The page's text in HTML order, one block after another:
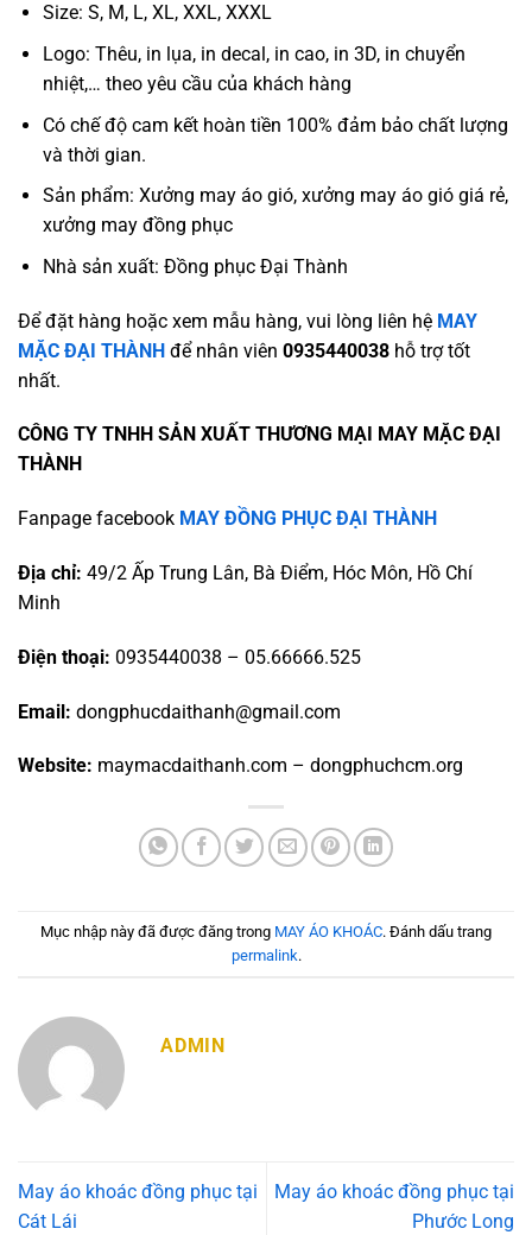
Size: S, M, L, XL, XXL, XXXL
Logo: Thêu, in lụa, in decal, in cao, in 3D, in chuyển
nhiệt,… theo yêu cầu của khách hàng
Có chế độ cam kết hoàn tiền 100% đảm bảo chất lượng
và thời gian.
Sản phẩm: Xưởng may áo gió, xưởng may áo gió giá rẻ,
xưởng may đồng phục
Nhà sản xuất: Đồng phục Đại Thành
Để đặt hàng hoặc xem mẫu hàng, vui lòng liên hệ MAY
MẶC ĐẠI THÀNH để nhân viên 0935440038 hỗ trợ tốt
nhất.
CÔNG TY TNHH SẢN XUẤT THƯƠNG MẠI MAY MẶC ĐẠI
THÀNH
Fanpage facebook MAY ĐỒNG PHỤC ĐẠI THÀNH
Địa chỉ: 49/2 Ấp Trung Lân, Bà Điểm, Hóc Môn, Hồ Chí
Minh
Điện thoại: 0935440038 – 05.66666.525
Email: dongphucdaithanh@gmail.com
Website: maymacdaithanh.com – dongphuchcm.org
Mục nhập này đã được đăng trong MAY ÁO KHOÁC. Đánh dấu trang
permalink.
ADMIN
May áo khoác đồng phục tại
Cát Lái
May áo khoác đồng phục tại
Phước Long